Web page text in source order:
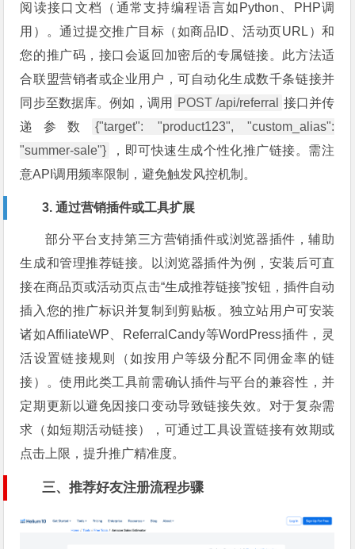
阅读接口文档（通常支持编程语言如Python、PHP调
用）。通过提交推广目标（如商品ID、活动页URL）和
您的推广码，接口会返回加密后的专属链接。此方法适
合联盟营销者或企业用户，可自动化生成数千条链接并
同步至数据库。例如，调用
POST /api/referral
接口并传
递参数
{"target": "product123", "custom_alias":
"summer-sale"}
，即可快速生成个性化推广链接。需注
意API调用频率限制，避免触发风控机制。
3. 通过营销插件或工具扩展
部分平台支持第三方营销插件或浏览器插件，辅助
生成和管理推荐链接。以浏览器插件为例，安装后可直
接在商品页或活动页点击“生成推荐链接”按钮，插件自动
插入您的推广标识并复制到剪贴板。独立站用户可安装
诸如AffiliateWP、ReferralCandy等WordPress插件，灵
活设置链接规则（如按用户等级分配不同佣金率的链
接）。使用此类工具前需确认插件与平台的兼容性，并
定期更新以避免因接口变动导致链接失效。对于复杂需
求（如短期活动链接），可通过工具设置链接有效期或
点击上限，提升推广精准度。
三、推荐好友注册流程步骤